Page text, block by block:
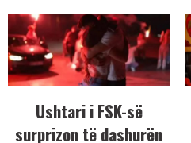
Ushtari i FSK-së
surprizon të dashurën